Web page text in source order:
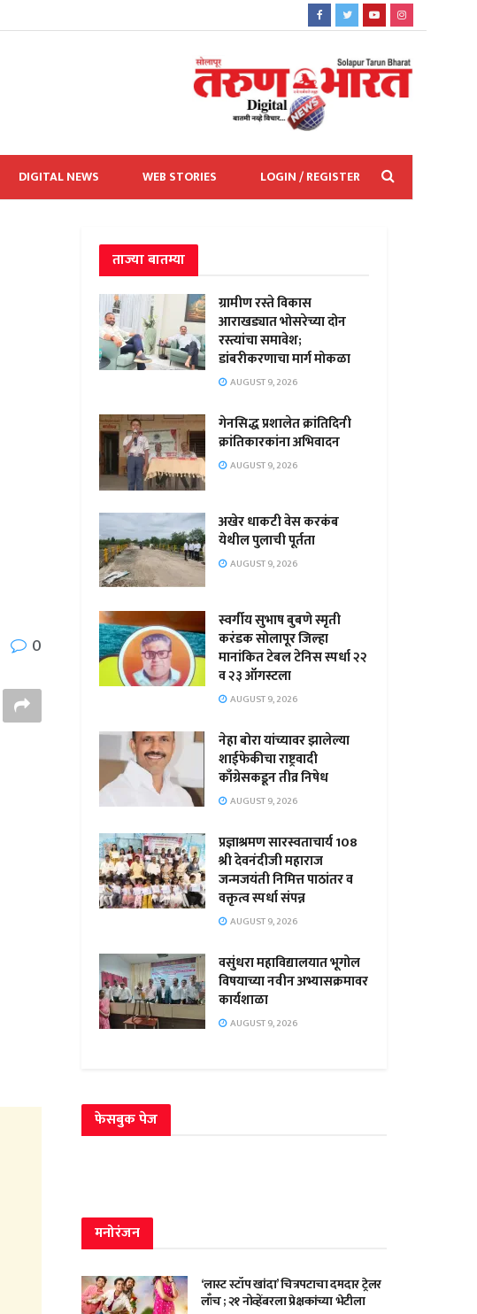
DIGITAL NEWS WEB STORIES LOGIN / REGISTER
0
ताज्या बातम्या
ग्रामीण रस्ते विकास
आराखड्यात भोसरेच्या दोन
रस्त्यांचा समावेश;
डांबरीकरणाचा मार्ग मोकळा
AUGUST 9, 2026
गेनसिद्ध प्रशालेत क्रांतिदिनी
क्रांतिकारकांना अभिवादन
AUGUST 9, 2026
अखेर धाकटी वेस करकंब
येथील पुलाची पूर्तता
AUGUST 9, 2026
स्वर्गीय सुभाष बुबणे स्मृती
करंडक सोलापूर जिल्हा
मानांकित टेबल टेनिस स्पर्धा २२
व २३ ऑगस्टला
AUGUST 9, 2026
नेहा बोरा यांच्यावर झालेल्या
शाईफेकीचा राष्ट्रवादी
काँग्रेसकडून तीव्र निषेध
AUGUST 9, 2026
प्रज्ञाश्रमण सारस्वताचार्य 108
श्री देवनंदीजी महाराज
जन्मजयंती निमित्त पाठांतर व
वक्तृत्व स्पर्धा संपन्न
AUGUST 9, 2026
वसुंधरा महाविद्यालयात भूगोल
विषयाच्या नवीन अभ्यासक्रमावर
कार्यशाळा
AUGUST 9, 2026
फेसबुक पेज
मनोरंजन
‘लास्ट स्टॉप खांदा’ चित्रपटाचा दमदार ट्रेलर
लाँच ; २१ नोव्हेंबरला प्रेक्षकांच्या भेटीला